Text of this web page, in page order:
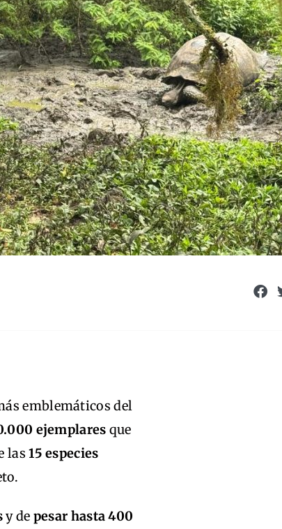
emblemáticos del
ejemplares que
las15 especies
y de pesar hasta 400